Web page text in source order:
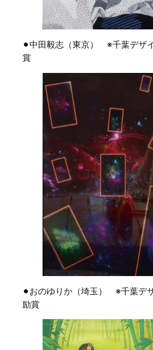
⚫︎中田毅志（東京） ※千葉デザ
賞
⚫︎おのゆりか（埼玉） ※千葉デ
励賞